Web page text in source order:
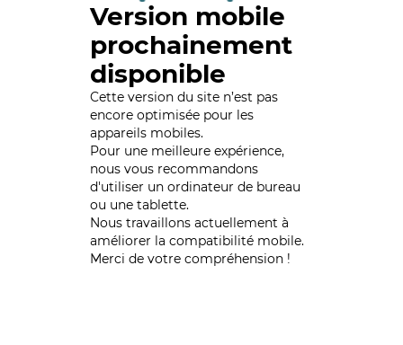
Version mobile
prochainement
disponible
Cette version du site n’est pas
encore optimisée pour les
appareils mobiles.
Pour une meilleure expérience,
nous vous recommandons
d'utiliser un ordinateur de bureau
ou une tablette.
Nous travaillons actuellement à
améliorer la compatibilité mobile.
Merci de votre compréhension !